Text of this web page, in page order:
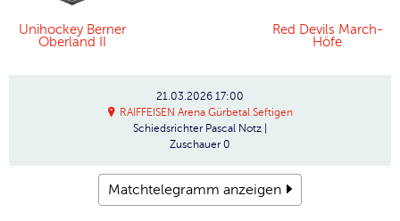
Unihockey Berner
Oberland II
Red Devils March-
Höfe
21.03.2026 17:00
RAIFFEISEN Arena Gürbetal Seftigen
Schiedsrichter Pascal Notz |
Zuschauer 0
Matchtelegramm anzeigen